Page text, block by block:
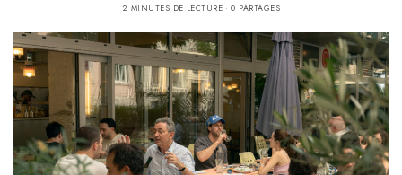
2 MINUTES DE LECTURE
0 PARTAGES